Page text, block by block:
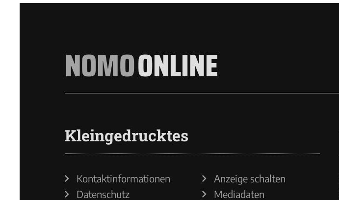
NOMOONLINE
Kleingedrucktes
Kontaktinformationen
Datenschutz
Anzeige schalten
Mediadaten